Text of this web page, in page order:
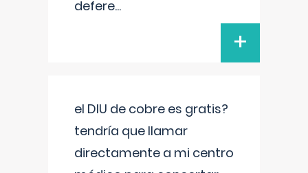
defere...
+
el DIU de cobre es gratis?
tendría que llamar
directamente a mi centro